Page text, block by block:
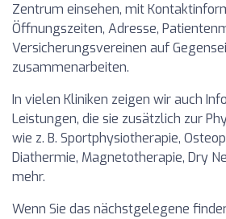
Zentrum einsehen, mit
Öffnungszeiten, Adresse,
Versicherungsvereinen auf
zusammenarbeiten.
In vielen Kliniken zeigen wir auch
Leistungen, die sie zusätzlich zur
wie z. B. Sportphysiotherapie,
Diathermie, Magnetotherapie, Dry
mehr.
Wenn Sie das nächstgelegene